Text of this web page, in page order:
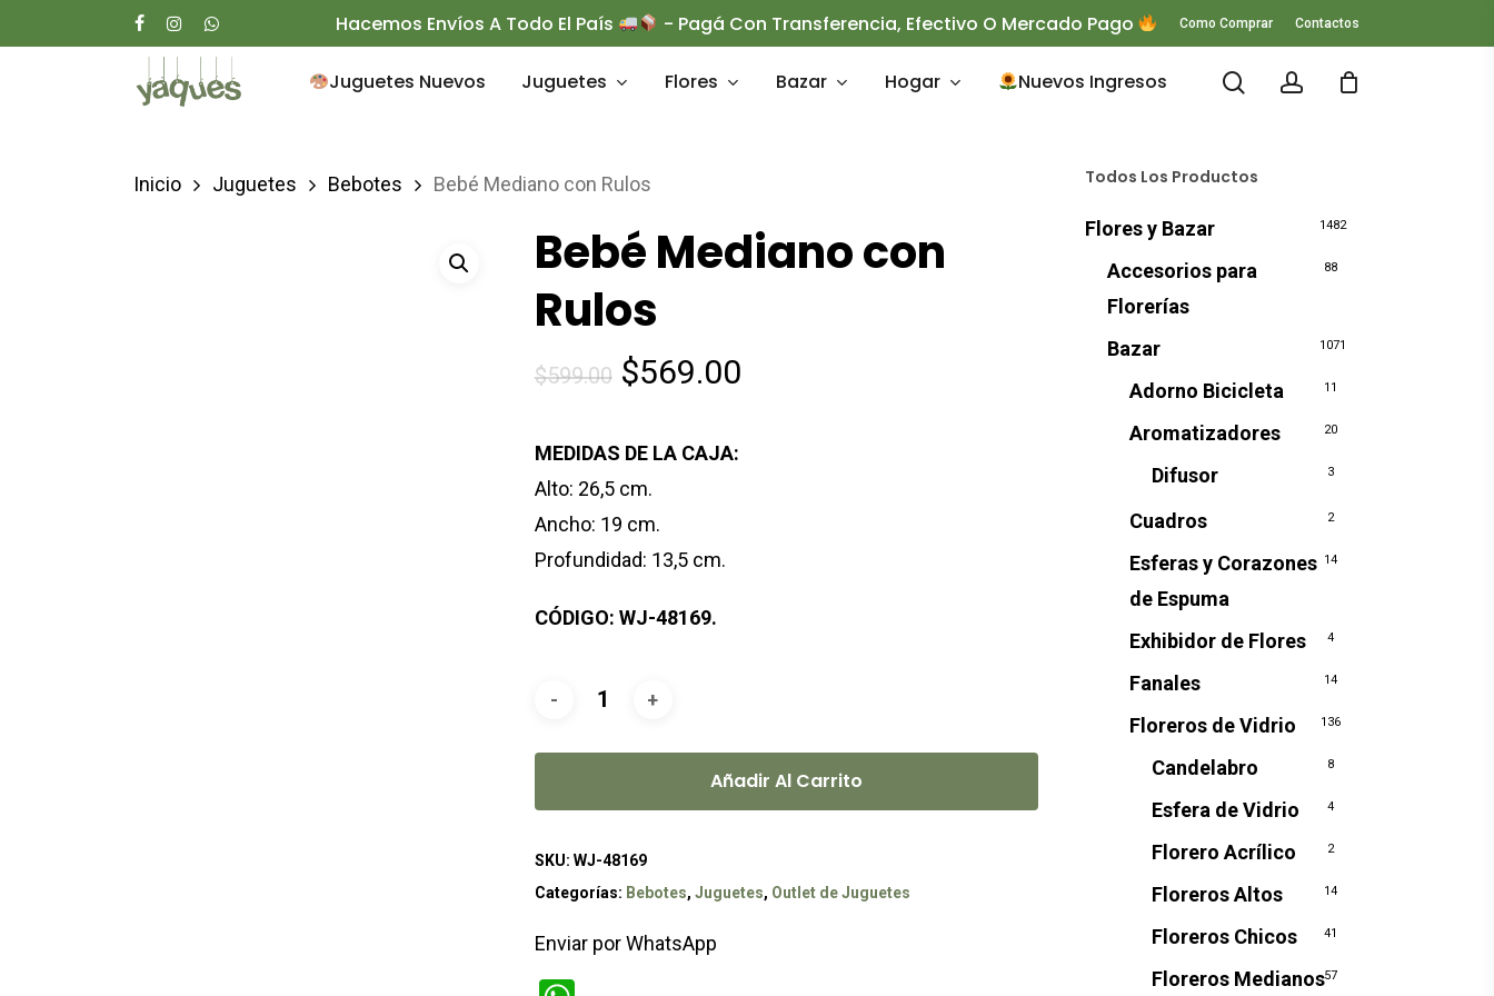
to
Hacemos Envíos A Todo El País - Pagá Con Transferencia, Efectivo O Mercado Pago Como Comprar Contactos
Presione enter para buscar o ESC para cerrar
Juguetes Nuevos Juguetes Flores Bazar Hogar Nuevos Ingresos searchaccount
Inicio Juguetes Bebotes Bebé Mediano con Rulos
Bebé Mediano con
Rulos
$599.00 El
original
era:
$599.00.
$569.00El
MEDIDAS DE LA CAJA:
Alto: 26,5 cm.
Ancho: 19 cm.
Profundidad: 13,5 cm.
CÓDIGO: WJ-48169.
Añadir Al Carrito
SKU: WJ-48169
Categorías: Bebotes, Juguetes, Outlet de Juguetes
Enviar por WhatsApp
Todos Los Productos
Flores y Bazar 1482
Accesorios para
Florerías
88
Bazar 1071
Adorno Bicicleta 11
Aromatizadores 20
Difusor 3
Cuadros 2
Esferas y Corazones
de Espuma
14
Exhibidor de Flores 4
Fanales 14
Floreros de Vidrio 136
Candelabro 8
Esfera de Vidrio 4
Florero Acrílico 2
Floreros Altos 14
Floreros Chicos 41
Floreros Medianos57